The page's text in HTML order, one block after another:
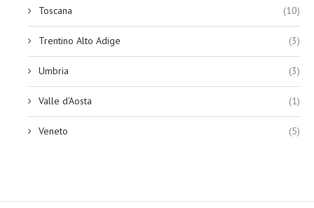
Toscana (10)
Trentino Alto Adige (3)
Umbria (3)
Valle d'Aosta (1)
Veneto (5)